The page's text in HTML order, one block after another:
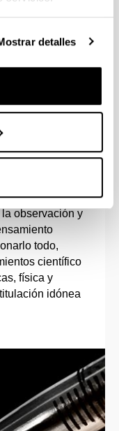
detalles
en
e Ingeniería
de contribuir al
observación y
todo,
científico
física y
idónea